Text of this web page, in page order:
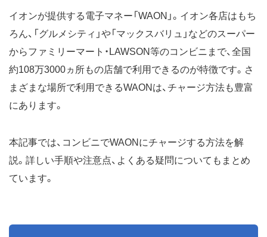
イオンが提供する電子マネー「WAON」。イオン各店はもち
ろん、「グルメシティ」や「マックスバリュ」などのスーパー
からファミリーマート・LAWSON等のコンビニまで、全国
約108万3000ヵ所もの店舗で利用できるのが特徴です。さ
まざまな場所で利用できるWAONは、チャージ方法も豊富
にあります。
本記事では、コンビニでWAONにチャージする方法を解
説。詳しい手順や注意点、よくある疑問についてもまとめ
ています。